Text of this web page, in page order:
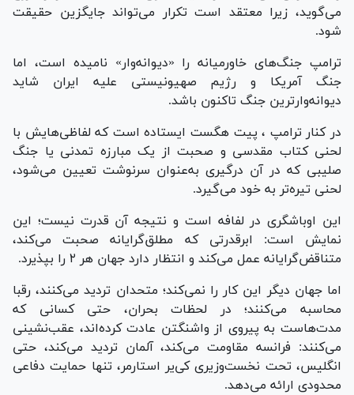
می‌گوید، زیرا معتقد است تکرار می‌تواند جایگزین حقیقت
شود.
ترامپ جنگ‌های خاورمیانه را «دیوانه‌وار» نامیده است، اما
جنگ آمریکا و رژیم صهیونیستی علیه ایران شاید
دیوانه‌وارترین جنگ تاکنون باشد.
در کنار ترامپ ، پیت هگست ایستاده است که لفاظی‌هایش با
لحنی کتاب مقدسی و صحبت از یک مبارزه تمدنی یا جنگ
صلیبی که در آن درگیری به‌عنوان سرنوشت تعیین می‌شود،
لحنی تیره‌تر به خود می‌گیرد.
این اوباشگری در لفافه است و نتیجه آن قدرت نیست؛ این
نمایش است: ابرقدرتی که مطلق‌گرایانه صحبت می‌کند،
متناقض‌گرایانه عمل می‌کند و انتظار دارد جهان هر ۲ را بپذیرد.
اما جهان دیگر این کار را نمی‌کند؛ متحدان تردید می‌کنند، رقبا
محاسبه می‌کنند؛ در لحظات بحران، حتی کسانی که
مدت‌هاست به پیروی از واشنگتن عادت کرده‌اند، عقب‌نشینی
می‌کنند: فرانسه مقاومت می‌کند، آلمان تردید می‌کند، حتی
انگلیس، تحت نخست‌وزیری کی‌یر استارمر، تنها حمایت دفاعی
محدودی ارائه می‌دهد.